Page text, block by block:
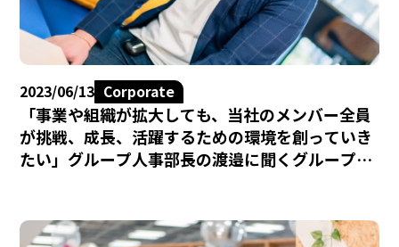
2023/06/13 Corporate
「事業や組織が拡大しても、当社のメンバー全員
が挑戦、成長、活躍するための環境を創っていき
たい」グループ人事部長の渡邉に聞くグループ人